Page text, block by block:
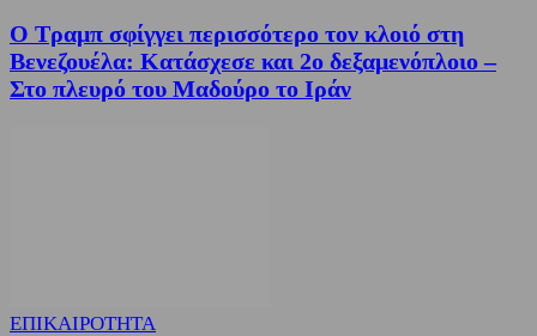
Ο Τραμπ σφίγγει περισσότερο τον κλοιό στη
Βενεζουέλα: Κατάσχεσε και 2ο δεξαμενόπλοιο –
Στο πλευρό του Μαδούρο το Ιράν
ΕΠΙΚΑΙΡΟΤΗΤΑ